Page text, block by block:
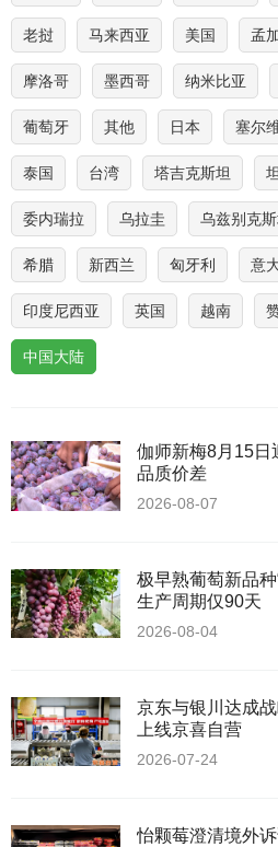
老挝 马来西亚 美国 孟
摩洛哥 墨西哥 纳米比亚
葡萄牙 其他 日本 塞尔
泰国 台湾 塔吉克斯坦
委内瑞拉 乌拉圭 乌兹别克斯
希腊 新西兰 匈牙利 意
印度尼西亚 英国 越南
中国大陆
伽师新梅8月15日迎集中采
品质价差
2026-08-07
极早熟葡萄新品
生产周期仅90天
2026-08-04
京东与银川达成
上线京喜自营
2026-07-24
怡颗莓澄清境外诉讼传闻 “中国